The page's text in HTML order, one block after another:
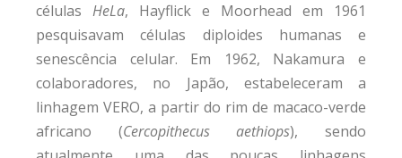
células HeLa, Hayflick e Moorhead em 1961
pesquisavam células diploides humanas e
senescência celular. Em 1962, Nakamura e
colaboradores, no Japão, estabeleceram a
linhagem VERO, a partir do rim de macaco-verde
africano (Cercopithecus aethiops), sendo